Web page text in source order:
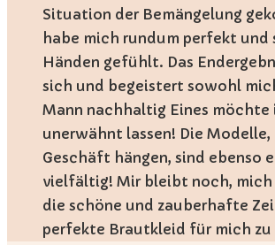
Situation der Bemängelung
habe mich rundum perfekt und
Händen gefühlt. Das
sich und begeistert sowohl
Mann nachhaltig Eines
unerwähnt lassen! Die
Geschäft hängen, sind ebenso
vielfältig! Mir bleibt noch,
die schöne und zauberhafte
perfekte Brautkleid für mich